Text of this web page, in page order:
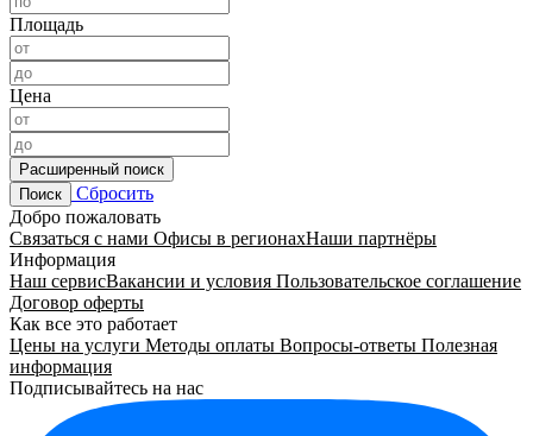
Площадь
Цена
Расширенный поиск
Поиск
Сбросить
Добро пожаловать
Связаться с нами Офисы в регионахНаши партнёры
Информация
Наш сервисВакансии и условия Пользовательское соглашение
Договор оферты
Как все это работает
Цены на услуги Методы оплаты Вопросы-ответы Полезная
информация
Подписывайтесь на нас